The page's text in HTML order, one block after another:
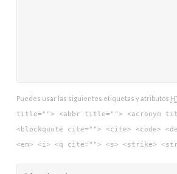
Puedes usar las siguientes etiquetas y atributos
title=""> <abbr title=""> <acronym
<blockquote cite=""> <cite> <code>
<em> <i> <q cite=""> <s> <strike>